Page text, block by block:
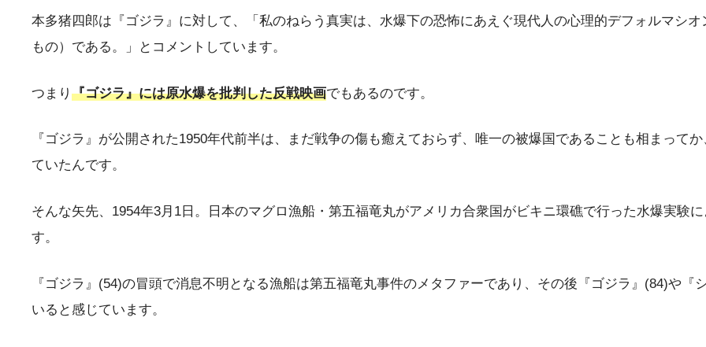
本多猪四郎は『ゴジラ』に対して、「私のねらう真実は、水爆下の恐怖にあえぐ現代人の心理的デフォルマシ
もの）である。」とコメントしています。
つまり 『ゴジラ』には原水爆を批判した反戦映画でもあるのです。
『ゴジラ』が公開された1950年代前半は、まだ戦争の傷も癒えておらず、唯一の被爆国であることも相まって
ていたんです。
そんな矢先、1954年3月1日。日本のマグロ漁船・第五福竜丸がアメリカ合衆国がビキニ環礁で行った水爆実験
す。
『ゴジラ』(54)の冒頭で消息不明となる漁船は第五福竜丸事件のメタファーであり、その後『ゴジラ』(84)や『
いると感じています。